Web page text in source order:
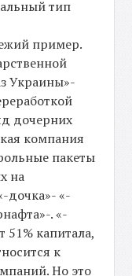
тип
пример.
Украины»-
дочерних
компания
пакеты
на
дочка»- «-
. «-
капитала,
к
Но это